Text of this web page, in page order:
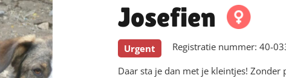
Josefien
Urgent Registratie nummer: 40-
Daar sta je dan met je kleintjes! Zonder